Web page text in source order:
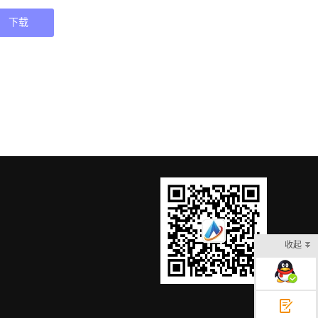
下载
收起
在线客服